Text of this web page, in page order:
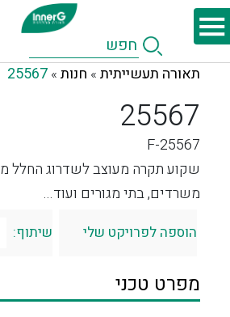
תאורה תעשייתית » חנות »
25567
25567
F-25567
שקוע תקרה מעוצב לשדרוג החלל
משרדים, בתי מגורים ועוד...
הוספה לפרויקט שלי שיתוף:
מפרט טכני